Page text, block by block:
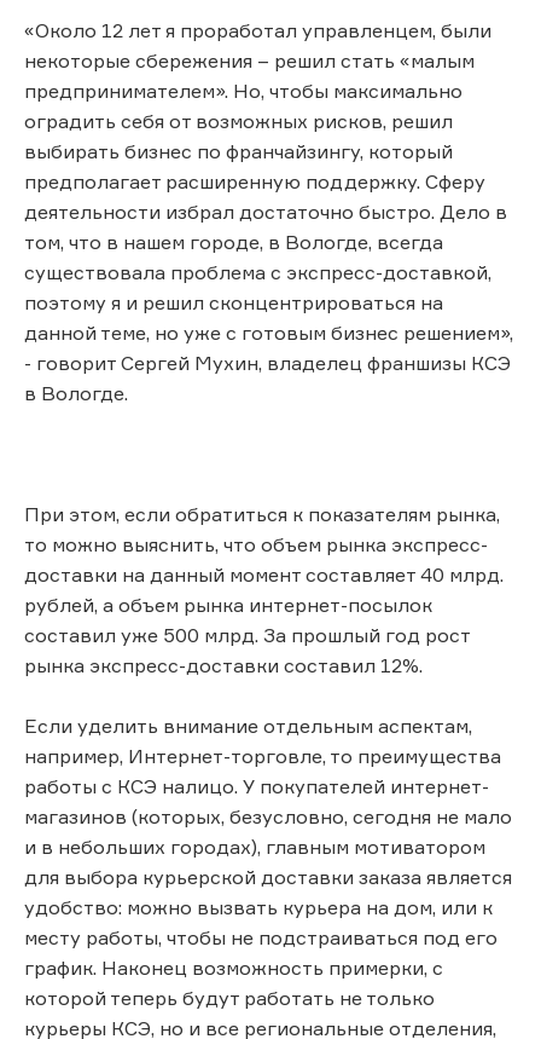
«Около 12 лет я проработал управленцем, были
некоторые сбережения – решил стать «малым
предпринимателем». Но, чтобы максимально
оградить себя от возможных рисков, решил
выбирать бизнес по франчайзингу, который
предполагает расширенную поддержку. Сферу
деятельности избрал достаточно быстро. Дело в
том, что в нашем городе, в Вологде, всегда
существовала проблема с экспресс-доставкой,
поэтому я и решил сконцентрироваться на
данной теме, но уже с готовым бизнес решением»,
- говорит Сергей Мухин, владелец франшизы КСЭ
в Вологде.
При этом, если обратиться к показателям рынка,
то можно выяснить, что объем рынка экспресс-
доставки на данный момент составляет 40 млрд.
рублей, а объем рынка интернет-посылок
составил уже 500 млрд. За прошлый год рост
рынка экспресс-доставки составил 12%.
Если уделить внимание отдельным аспектам,
например, Интернет-торговле, то преимущества
работы с КСЭ налицо. У покупателей интернет-
магазинов (которых, безусловно, сегодня не мало
и в небольших городах), главным мотиватором
для выбора курьерской доставки заказа является
удобство: можно вызвать курьера на дом, или к
месту работы, чтобы не подстраиваться под его
график. Наконец возможность примерки, с
которой теперь будут работать не только
курьеры КСЭ, но и все региональные отделения,